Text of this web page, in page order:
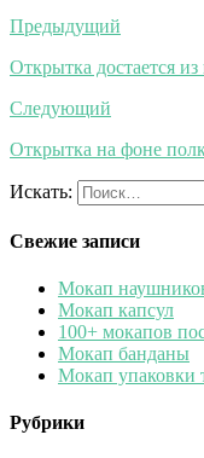
Предыдущий
Открытка достается из
Следующий
Открытка на фоне
Искать:
Свежие записи
Мокап
Мокап капсул
100+ мокапов
Мокап банданы
Мокап упаковки
Рубрики